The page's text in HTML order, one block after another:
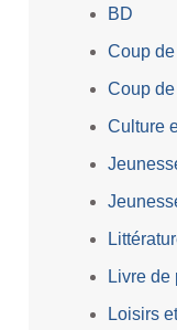
BD
Coup
Coup
Culture
Livre de
Loisirs